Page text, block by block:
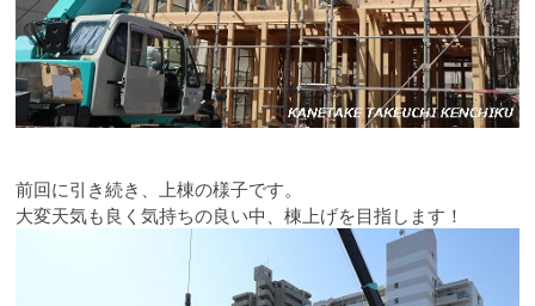
前回に引き続き、上棟の様子です。
大変天気も良く気持ちの良い中、棟上げを目指します！